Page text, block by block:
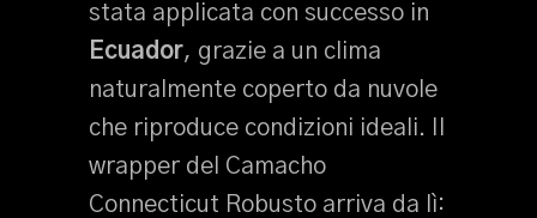
stata applicata con successo in
Ecuador, grazie a un clima
naturalmente coperto da nuvole
che riproduce condizioni ideali. Il
wrapper del Camacho
Connecticut Robusto arriva da lì: